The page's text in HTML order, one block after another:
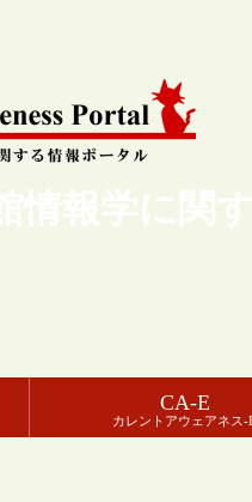
情報学に関
CA-E
カレントアウェアネス-